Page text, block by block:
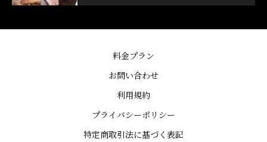
料金プラン
お問い合わせ
利用規約
プライバシーポリシー
特定商取引法に基づく表記